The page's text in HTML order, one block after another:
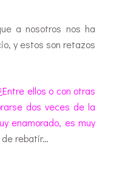
a nosotros nos ha
y estos son retazos
ellos o con otras
dos veces de la
enamorado, es muy
rebatir…